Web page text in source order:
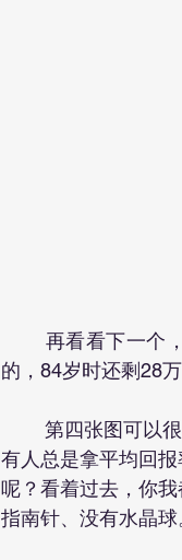
的，84岁时还剩28
第四张图可以
有人总是拿平均回
呢？看着过去，你
指南针、没有水晶球